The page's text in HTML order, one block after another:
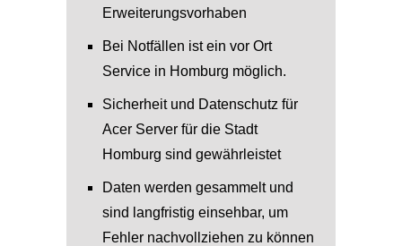
Erweiterungsvorhaben
Bei Notfällen ist ein vor Ort
Service in Homburg möglich.
Sicherheit und Datenschutz für
Acer Server für die Stadt
Homburg sind gewährleistet
Daten werden gesammelt und
sind langfristig einsehbar, um
Fehler nachvollziehen zu können